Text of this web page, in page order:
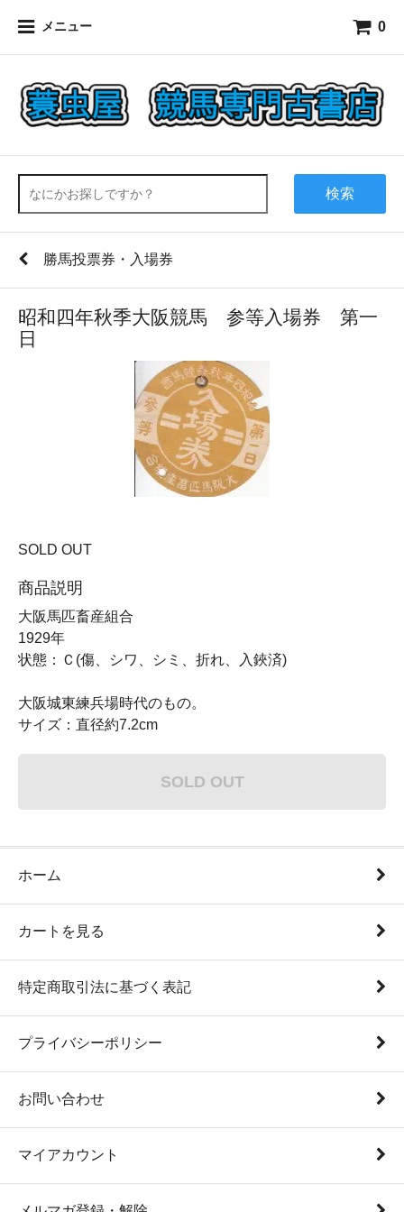
メニュー 0
検索
勝馬投票券・入場券
昭和四年秋季大阪競馬 参等入場券 第一
日
SOLD OUT
商品説明
大阪馬匹畜産組合
1929年
状態：Ｃ(傷、シワ、シミ、折れ、入鋏済)
大阪城東練兵場時代のもの。
サイズ：直径約7.2cm
SOLD OUT
ホーム
カートを見る
特定商取引法に基づく表記
プライバシーポリシー
お問い合わせ
マイアカウント